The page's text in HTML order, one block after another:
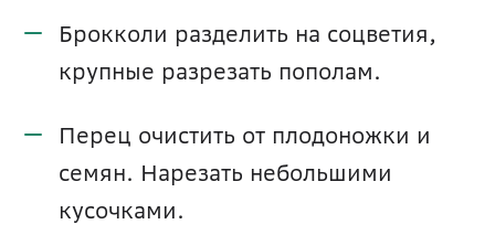
Брокколи разделить на соцветия,
крупные разрезать пополам.
Перец очистить от плодоножки и
семян. Нарезать небольшими
кусочками.